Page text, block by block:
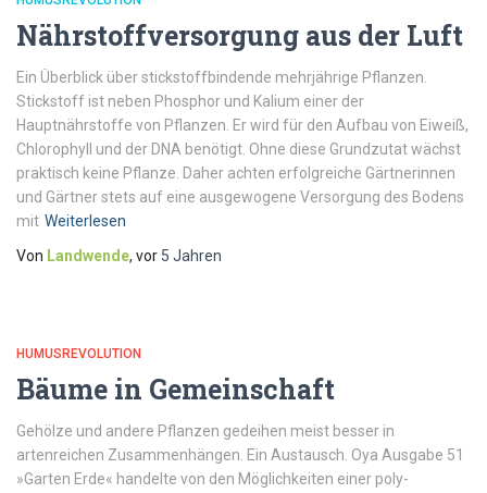
Nährstoffversorgung aus der Luft
Ein Überblick über stickstoffbindende mehrjährige Pflanzen.
Stickstoff ist neben Phosphor und Kalium einer der
Hauptnährstoffe von Pflanzen. Er wird für den Aufbau von Eiweiß,
Chlorophyll und der DNA benötigt. Ohne diese Grundzutat wächst
praktisch keine Pflanze. Daher achten erfolgreiche Gärtnerinnen
und Gärtner stets auf eine ausgewogene Versorgung des Bodens
mit Weiterlesen
Von Landwende, vor 5 Jahren
HUMUSREVOLUTION
Bäume in Gemeinschaft
Gehölze und andere Pflanzen gedeihen meist besser in
artenreichen Zusammenhängen. Ein Austausch. Oya Ausgabe 51
»Garten Erde« handelte von den Möglichkeiten einer poly-